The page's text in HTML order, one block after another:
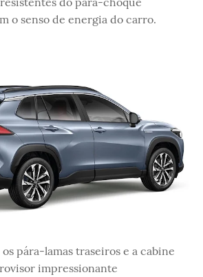
o senso de energia do carro.
pára-lamas traseiros e a cabine
impressionante